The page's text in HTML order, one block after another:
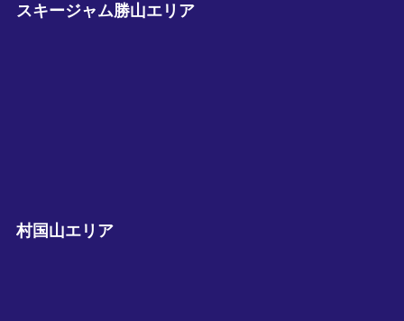
スキージャム勝山エリア
村国山エリア